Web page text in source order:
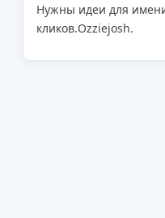
Нужны идеи для
кликов.Ozziejosh.